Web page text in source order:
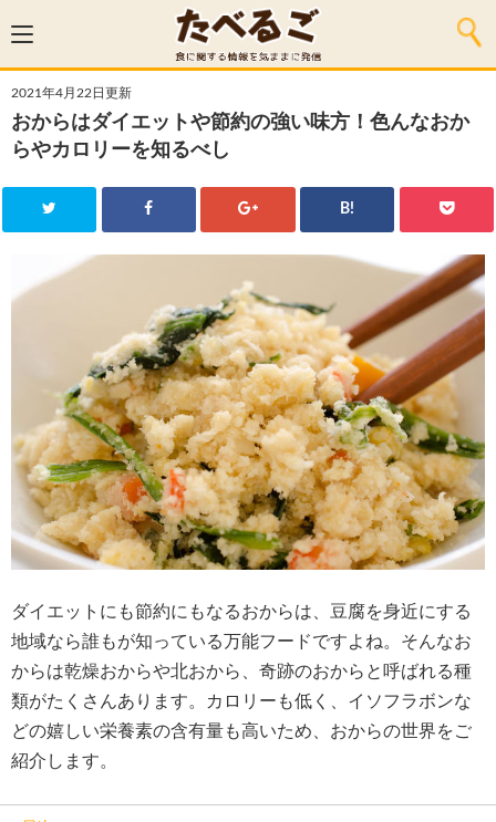
2021年4月22日更新
おからはダイエットや節約の強い味方！色んなおか
らやカロリーを知るべし
B!
ダイエットにも節約にもなるおからは、豆腐を身近にする
地域なら誰もが知っている万能フードですよね。そんなお
からは乾燥おからや北おから、奇跡のおからと呼ばれる種
類がたくさんあります。カロリーも低く、イソフラボンな
どの嬉しい栄養素の含有量も高いため、おからの世界をご
紹介します。